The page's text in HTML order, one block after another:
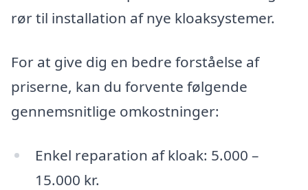
rør til installation af nye kloaksystemer.
For at give dig en bedre forståelse af
priserne, kan du forvente følgende
gennemsnitlige omkostninger:
Enkel reparation af kloak: 5.000 –
15.000 kr.